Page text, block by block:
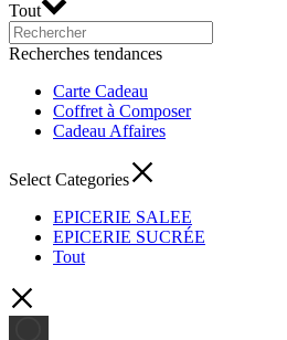
Tout
Recherches tendances
Carte Cadeau
Coffret à Composer
Cadeau Affaires
Select Categories
EPICERIE SALEE
EPICERIE SUCRÉE
Tout